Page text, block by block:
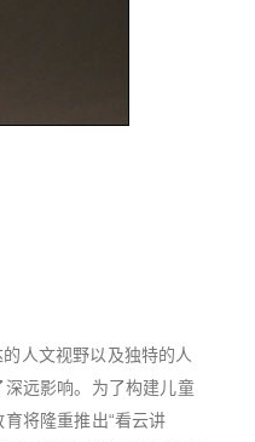
人文视野以及独特的人
远影响。为了构建儿童
将隆重推出“看云讲